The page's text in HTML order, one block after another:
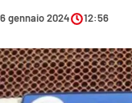
SOCIETÀ
6 gennaio 2024 12:56